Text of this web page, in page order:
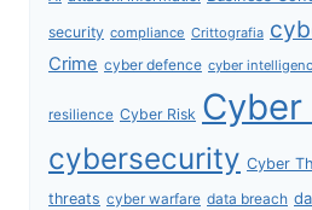
security compliance Crittografia
Crime cyber defence cyber
resilience Cyber Risk
cybersecurity Cyber
threats cyber warfare data breach